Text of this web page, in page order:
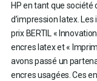
HP en tant que
d’impression latex.
prix BERTIL «
encres latex et «
avons passé un
encres usagées. Ces